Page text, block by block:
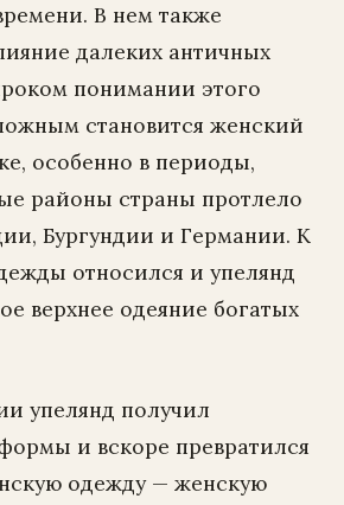
В нем также
далеких античных
понимании этого
становится женский
особенно в периоды,
районы страны протлело
Бургундии и Германии. К
относился и упелянд
верхнее одеяние богатых
упелянд получил
и вскоре превратился
одежду — женскую